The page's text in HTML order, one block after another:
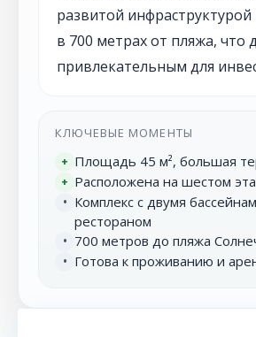
развитой инфраструктурой
в 700 метрах от пляжа, что
привлекательным для
КЛЮЧЕВЫЕ МОМЕНТЫ
+ Площадь 45 м², большая
+ Расположена на шестом
• Комплекс с двумя
рестораном
• 700 метров до пляжа
• Готова к проживанию и